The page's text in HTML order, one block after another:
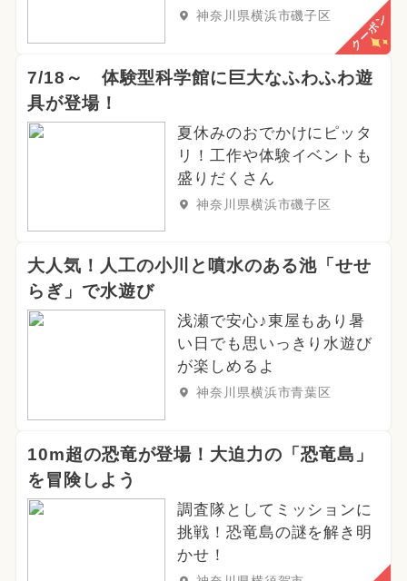
神奈川県横浜市磯子区 クーポン
7/18～ 体験型科学館に巨大なふわふわ遊
具が登場！
夏休みのおでかけにピッタ
リ！工作や体験イベントも
盛りだくさん
神奈川県横浜市磯子区
大人気！人工の小川と噴水のある池「せせ
らぎ」で水遊び
浅瀬で安心♪東屋もあり暑
い日でも思いっきり水遊び
が楽しめるよ
神奈川県横浜市青葉区
10m超の恐竜が登場！大迫力の「恐竜島」
を冒険しよう
調査隊としてミッションに
挑戦！恐竜島の謎を解き明
かせ！